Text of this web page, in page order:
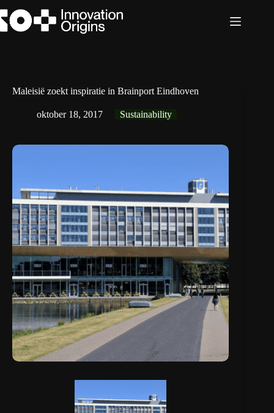
naar
de
Maleisië zoekt inspiratie in Brainport Eindhoven
oktober 18, 2017 Sustainability